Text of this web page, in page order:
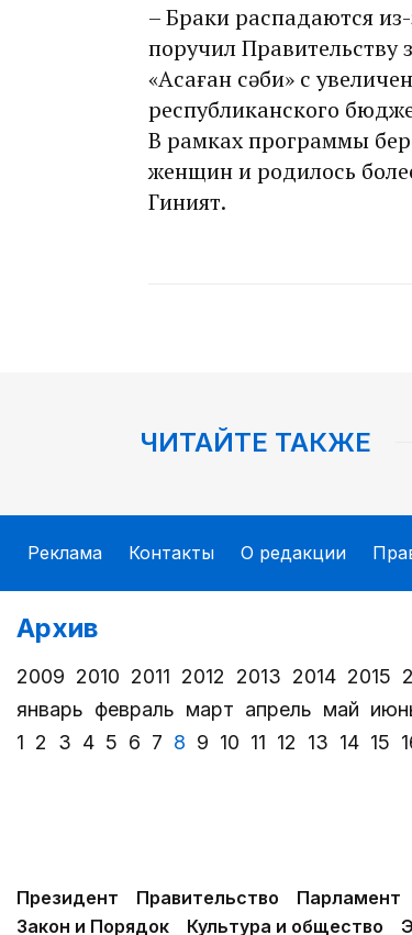
– Браки распадаются из-
поручил Правительству
«Аңсаған сәби» с
республиканского
В рамках программы
женщин и родилось
Гиният.
ЧИТАЙТЕ ТАКЖЕ
Реклама Контакты О редакции
Архив
2009 2010 2011 2012 2013 2014 2015
январь февраль март апрель май
1 2 3 4 5 6 7 8 9 10 11 12 13 14 15
Президент Правительство Парламент
Закон и Порядок
Культура и общество